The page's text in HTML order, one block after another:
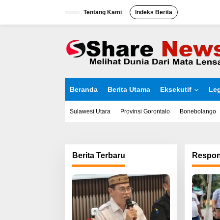
Tentang Kami Indeks Berita
Beranda Berita Utama Eksekutif
Sulawesi Utara Provinsi Gorontalo Bonebolango
Berita Terbaru